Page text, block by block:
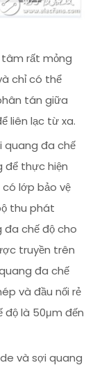
rất mỏng
chỉ có thể
tán giữa
liên lạc từ xa.
quang đa chế
để thực hiện
lớp bảo vệ
thu phát
đa chế độ cho
truyền trên
đa chế
và đầu nối rẻ
độ là 50μm đến
và sợi quang